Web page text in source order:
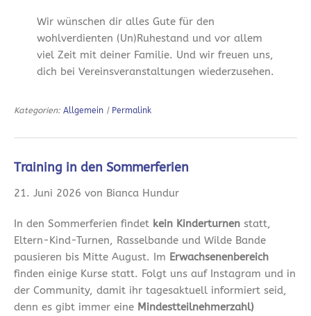
Wir wünschen dir alles Gute für den
wohlverdienten (Un)Ruhestand und vor allem
viel Zeit mit deiner Familie. Und wir freuen uns,
dich bei Vereinsveranstaltungen wiederzusehen.
Kategorien: Allgemein | Permalink
Training in den Sommerferien
21. Juni 2026 von Bianca Hundur
In den Sommerferien findet kein Kinderturnen statt,
Eltern-Kind-Turnen, Rasselbande und Wilde Bande
pausieren bis Mitte August. Im Erwachsenenbereich
finden einige Kurse statt. Folgt uns auf Instagram und in
der Community, damit ihr tagesaktuell informiert seid,
denn es gibt immer eine Mindestteilnehmerzahl)